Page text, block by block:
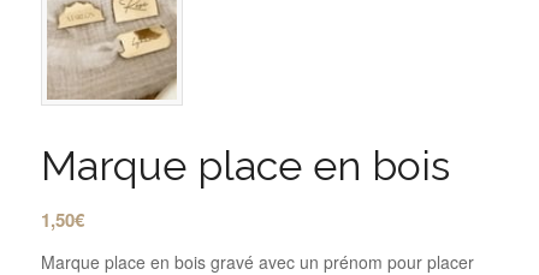
Marque place en bois
1,50€
Marque place en bois gravé avec un prénom pour placer